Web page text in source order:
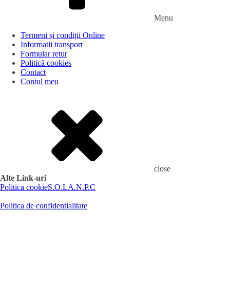
Menu
Termeni și condiții Online
Informatii transport
Formular retur
Politică cookies
Contact
Contul meu
close
Alte Link-uri
Politica cookieS.O.LA.N.P.C
Politica de confidentialitate